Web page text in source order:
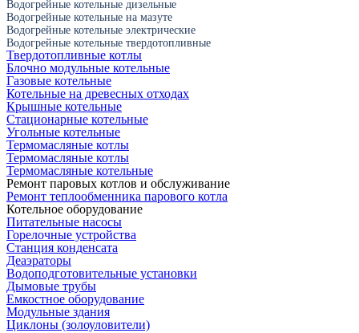
Водогрейные котельные дизельные
Водогрейные котельные на мазуте
Водогрейные котельные электрические
Водогрейные котельные твердотопливные
Твердотопливные котлы
Блочно модульные котельные
Газовые котельные
Котельные на древесных отходах
Крышные котельные
Стационарные котельные
Угольные котельные
Термомасляные котлы
Термомасляные котлы
Термомасляные котельные
Ремонт паровых котлов и обслуживание
Ремонт теплообменника парового котла
Котельное оборудование
Питательные насосы
Горелочные устройства
Станция конденсата
Деаэраторы
Водоподготовительные установки
Дымовые трубы
Емкостное оборудование
Mодульные здания
Циклоны (золоуловители)